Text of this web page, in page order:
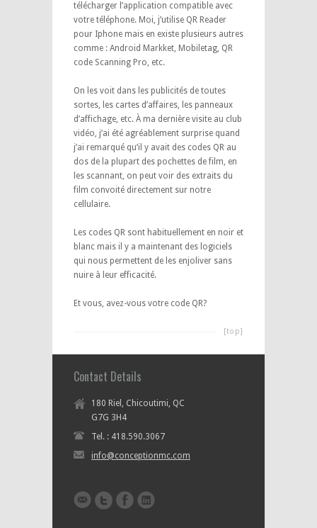
télécharger l’application compatible avec
votre téléphone. Moi, j’utilise QR Reader
pour Iphone mais en existe plusieurs autres
comme : Android Markket, Mobiletag, QR
code Scanning Pro, etc.
On les voit dans les publicités de toutes
sortes, les cartes d’affaires, les panneaux
d’affichage, etc. À ma dernière visite au club
vidéo, j’ai été agréablement surprise quand
j’ai remarqué qu’il y avait des codes QR au
dos de la plupart des pochettes de film, en
les scannant, on peut voir des extraits du
film convoité directement sur notre
cellulaire.
Les codes QR sont habituellement en noir et
blanc mais il y a maintenant des logiciels
qui nous permettent de les enjoliver sans
nuire à leur efficacité.
Et vous, avez-vous votre code QR?
[top]
Contact Details
180 Riel, Chicoutimi, QC
G7G 3H4
Tel. : 418.590.3067
info@conceptionmc.com